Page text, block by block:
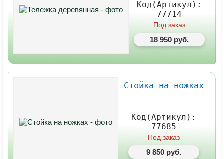
Код(Артикул):
77714
Под заказ
18 950 руб.
Стойка на ножках
Код(Артикул):
77685
Под заказ
9 850 руб.